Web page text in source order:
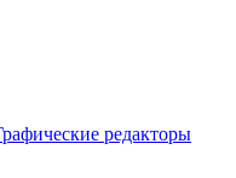
редакторы